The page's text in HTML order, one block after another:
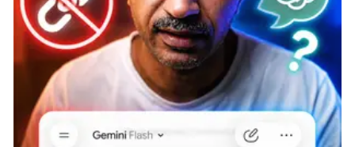
شارك هذه الصفحة عبر